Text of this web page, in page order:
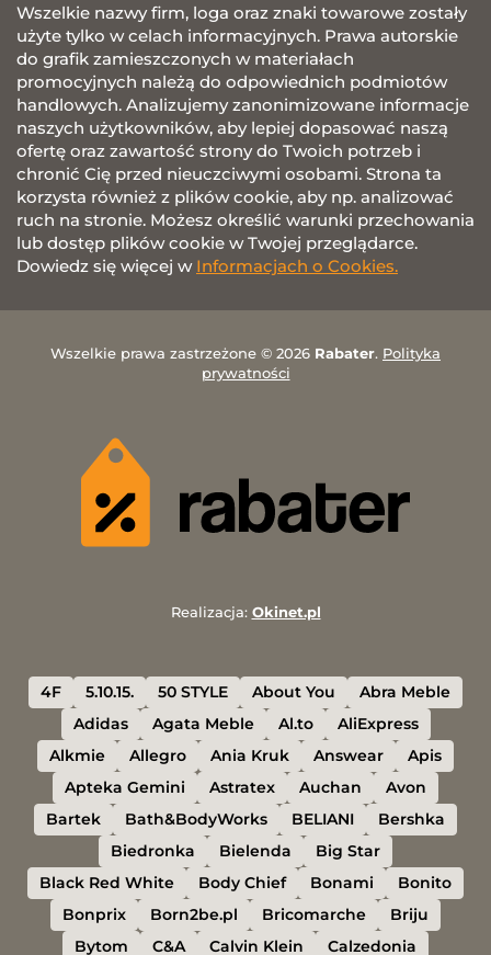
Wszelkie nazwy firm, loga oraz znaki towarowe zostały
użyte tylko w celach informacyjnych. Prawa autorskie
do grafik zamieszczonych w materiałach
promocyjnych należą do odpowiednich podmiotów
handlowych. Analizujemy zanonimizowane informacje
naszych użytkowników, aby lepiej dopasować naszą
ofertę oraz zawartość strony do Twoich potrzeb i
chronić Cię przed nieuczciwymi osobami. Strona ta
korzysta również z plików cookie, aby np. analizować
ruch na stronie. Możesz określić warunki przechowania
lub dostęp plików cookie w Twojej przeglądarce.
Dowiedz się więcej w Informacjach o Cookies.
Wszelkie prawa zastrzeżone © 2026 Rabater. Polityka
prywatności
Realizacja: Okinet.pl
4F 5.10.15. 50 STYLE About You
Abra Meble
Adidas
Agata Meble Al.to
AliExpress
Alkmie
Allegro Ania Kruk Answear
Apis
Apteka Gemini
Astratex Auchan
Avon
Bartek
Bath&BodyWorks BELIANI
Bershka
Biedronka
Bielenda
Big Star
Black Red White
Body Chief Bonami
Bonito
Bonprix
Born2be.pl Bricomarche
Briju
Bytom
C&A Calvin Klein Calzedonia